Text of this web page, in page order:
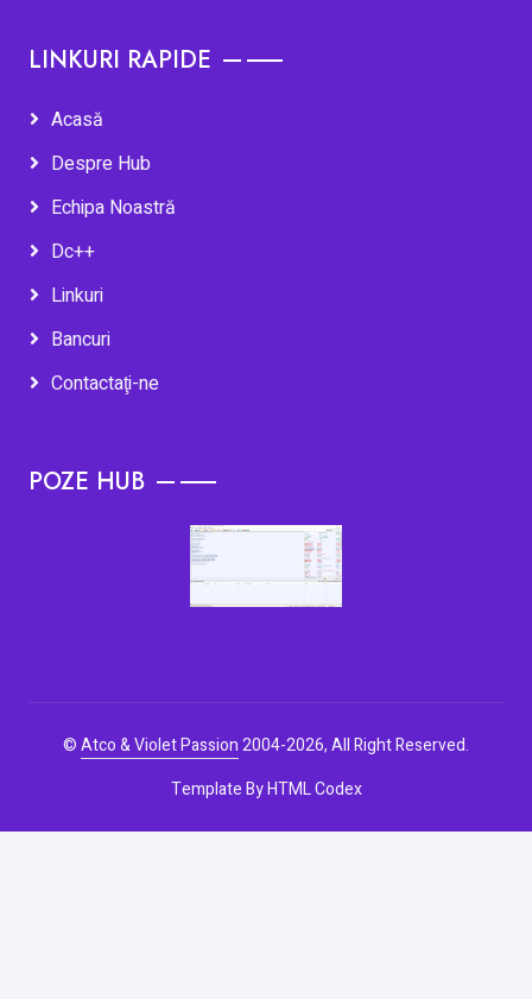
LINKURI RAPIDE
Acasă
Despre Hub
Echipa Noastră
Dc++
Linkuri
Bancuri
Contactaţi-ne
POZE HUB
©Atco & Violet Passion2004-2026, All Right Reserved.
Template ByHTML Codex